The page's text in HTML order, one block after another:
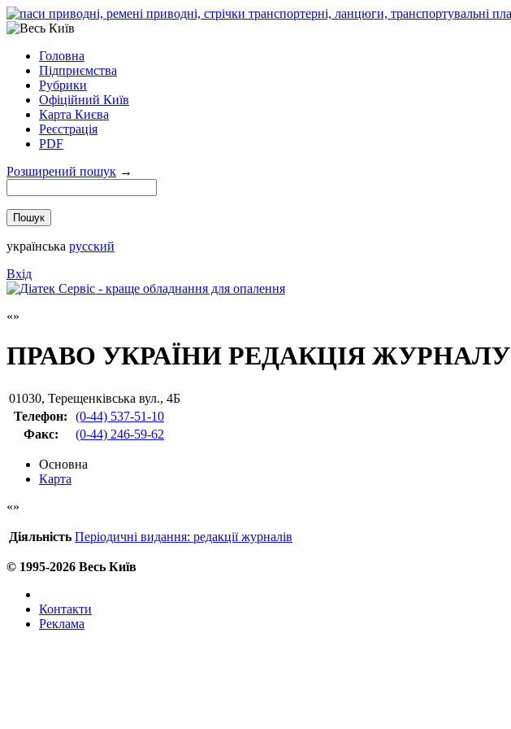
Головна
Підприємства
Рубрики
Офіційний Київ
Карта Києва
Реєстрація
PDF
Розширений пошук →
українська русский
Вхід
ПРАВО УКРАЇНИ РЕДАКЦІЯ ЖУРНАЛУ
01030, Терещенківська вул., 4Б
Телефон:
(0-44) 537-51-10
Факс: (0-44) 246-59-62
Основна
Карта
Діяльність Періодичні видання: редакції журналів
© 1995-2026 Весь Київ
Контакти
Реклама